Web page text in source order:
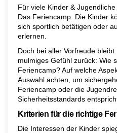
Für viele Kinder &
Das Feriencamp. Die Kinder
sich sportlich betätigen oder
erlernen.
Doch bei aller Vorfreude
mulmiges Gefühl zurück: Wie
Feriencamp? Auf welche
Auswahl achten, um
Feriencamp oder die
Sicherheitsstandards
Kriterien für die richtige
Die Interessen der Kinder